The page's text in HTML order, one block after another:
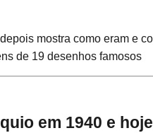
em 1940 e hoje